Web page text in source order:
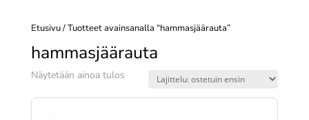
Etusivu/ Tuotteet avainsanalla “hammasjäärauta”
hammasjäärauta
Näytetään ainoa tulos